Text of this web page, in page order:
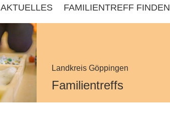
AKTUELLES FAMILIENTREFF FINDEN
Landkreis Göppingen
Familientreffs